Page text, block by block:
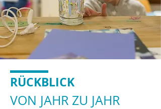
RÜCKBLICK
VON JAHR ZU JAHR